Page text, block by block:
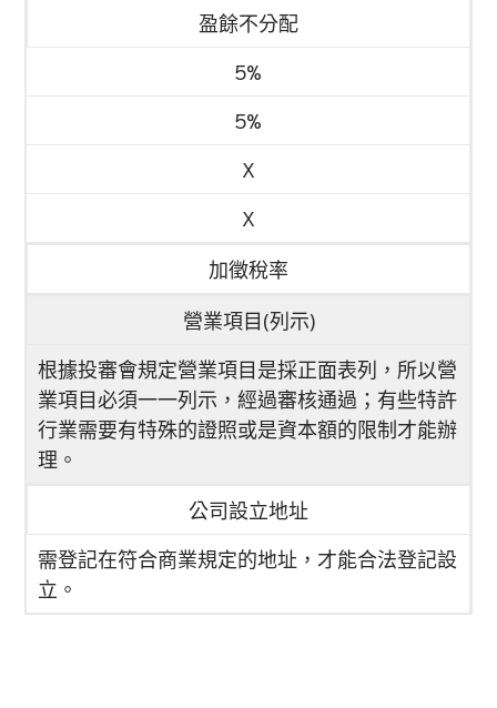
盈餘不分配
5%
5%
X
X
加徵稅率
營業項目(列示)
根據投審會規定營業項目是採正面表列，所以營
業項目必須一一列示，經過審核通過；有些特許
行業需要有特殊的證照或是資本額的限制才能辦
理。
公司設立地址
需登記在符合商業規定的地址，才能合法登記設
立。